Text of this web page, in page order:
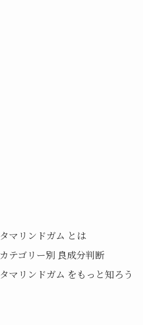
タマリンドガム とは
カテゴリー別 良成分判断
タマリンドガム をもっと知ろう